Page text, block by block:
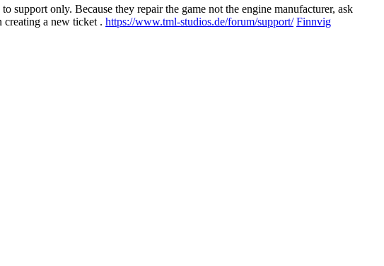
only. Because they repair the game not the engine manufacturer, ask
a new ticket . https://www.tml-studios.de/forum/support/ Finnvig